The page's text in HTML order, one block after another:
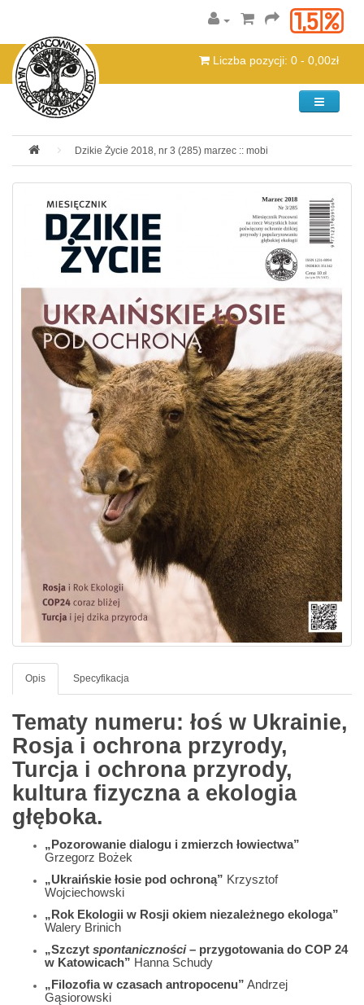
Liczba pozycji: 0 - 0,00zł
Kategorie
Dzikie Życie 2018, nr 3 (285) marzec :: mobi
Opis Specyfikacja
Tematy numeru: łoś w Ukrainie,
Rosja i ochrona przyrody,
Turcja i ochrona przyrody,
kultura fizyczna a ekologia
głęboka.
„Pozorowanie dialogu i zmierzch łowiectwa”
Grzegorz Bożek
„Ukraińskie łosie pod ochroną” Krzysztof
Wojciechowski
„Rok Ekologii w Rosji okiem niezależnego ekologa”
Walery Brinich
„Szczyt spontaniczności– przygotowania do COP 24
w Katowicach” Hanna Schudy
„Filozofia w czasach antropocenu” Andrzej
Gąsiorowski